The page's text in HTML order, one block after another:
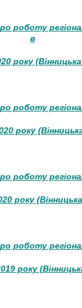
роботу
в
року
роботу
року
роботу
року
роботу
року